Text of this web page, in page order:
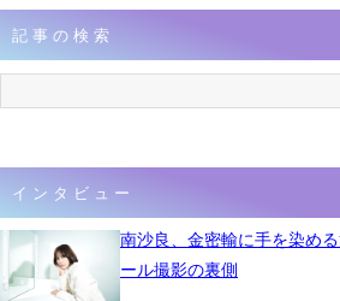
記事の検索
インタビュー
南沙良、金密輸に手を染め
ール撮影の裏側